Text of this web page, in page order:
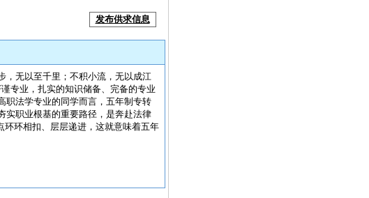
发布供求信息
，无以至千里；不积小流，无以成江
专业，扎实的知识储备、完备的专业
职法学专业的同学而言，五年制专转
实职业根基的重要路径，是奔赴法律
环环相扣、层层递进，这就意味着五年